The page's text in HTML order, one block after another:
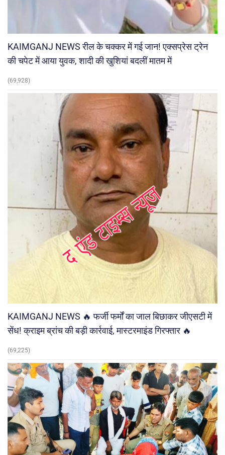
KAIMGANJ NEWS रील के चक्कर में गई जान! एक्सप्रेस ट्रेन
की चपेट में आया युवक, शादी की खुशियां बदलीं मातम में
(69,928)
KAIMGANJ NEWS 🔥 फर्जी फर्मों का जाल बिछाकर जीएसटी में
सेंध! क्राइम ब्रांच की बड़ी कार्रवाई, मास्टरमाइंड गिरफ्तार 🔥
(69,225)